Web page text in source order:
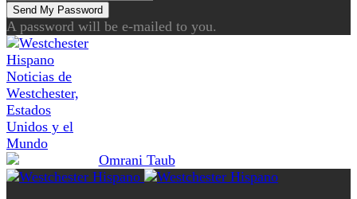
A password will be e-mailed to you.
Noticias de
Westchester,
Estados
Unidos y el
Mundo